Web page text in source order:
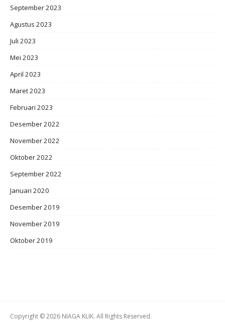
September 2023
Agustus 2023
Juli 2023
Mei 2023
April 2023
Maret 2023
Februari 2023
Desember 2022
November 2022
Oktober 2022
September 2022
Januari 2020
Desember 2019
November 2019
Oktober 2019
Copyright © 2026 NIAGA KLIK. All Rights Reserved.